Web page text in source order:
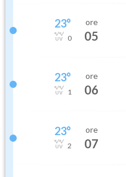
23°
0
ore
05
23°
1
ore
06
23°
2
ore
07